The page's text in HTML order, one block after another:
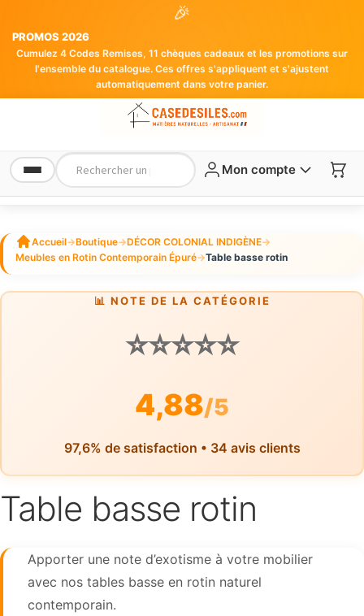
🎉
PROMOS 2026
Cumulez 4 Codes Remises, 11 chèques cadeaux et les promotions sur
l'ensemble du catalogue. Ces offres s'appliquent et s'ajustent
automatiquement dans votre panier.
Mon compte
Accueil→Boutique→DÉCOR COLONIAL INDIGÈNE→
Meubles en Rotin Contemporain Épuré→Table basse rotin
📊 NOTE DE LA CATÉGORIE
⭐⭐⭐⭐⭐
4,88/5
97,6% de satisfaction • 34 avis clients
Table basse rotin
Apporter une note d’exotisme à votre mobilier
avec nos tables basse en rotin naturel
contemporain.